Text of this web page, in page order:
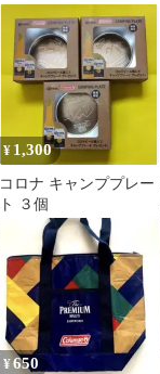
¥ 1,300
コロナ キャンププレー
ト ３個
¥650